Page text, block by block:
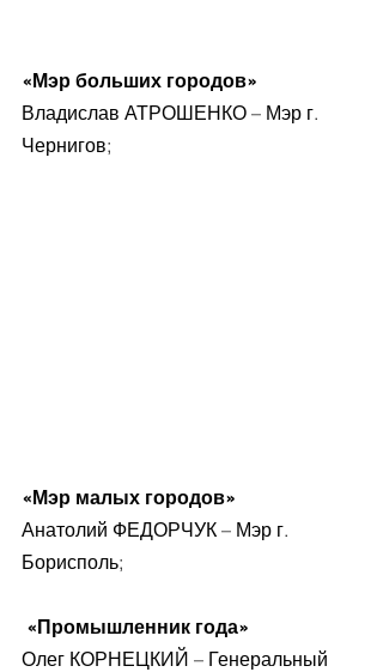
«Мэр больших городов»
Владислав АТРОШЕНКО – Мэр г.
Чернигов;
«Мэр малых городов»
Анатолий ФЕДОРЧУК – Мэр г.
Борисполь;
«Промышленник года»
Олег КОРНЕЦКИЙ – Генеральный